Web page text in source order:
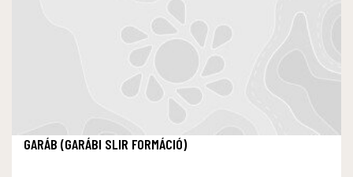
GARÁB (GARÁBI SLIR FORMÁCIÓ)